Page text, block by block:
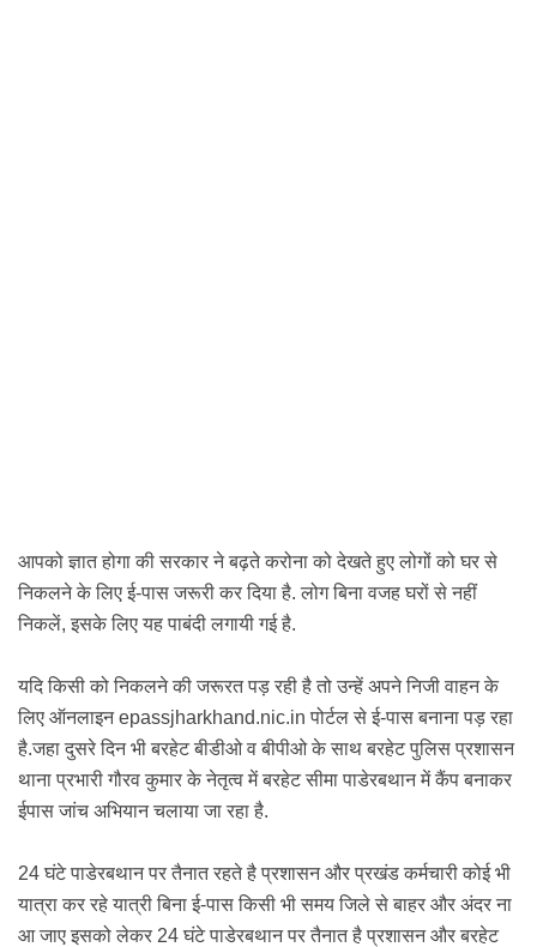
आपको ज्ञात होगा की सरकार ने बढ़ते करोना को देखते हुए लोगों को घर से
निकलने के लिए ई-पास जरूरी कर दिया है. लोग बिना वजह घरों से नहीं
निकलें, इसके लिए यह पाबंदी लगायी गई है.
यदि किसी को निकलने की जरूरत पड़ रही है तो उन्हें अपने निजी वाहन के
लिए ऑनलाइनepassjharkhand.nic.in पोर्टलसे ई-पास बनाना पड़ रहा
है.जहा दुसरे दिन भी बरहेट बीडीओ व बीपीओ के साथ बरहेट पुलिस प्रशासन
थाना प्रभारी गौरव कुमार के नेतृत्व में बरहेट सीमा पाडेरबथान में कैंप बनाकर
ईपास जांच अभियान चलाया जा रहा है.
24 घंटे पाडेरबथान पर तैनात रहते है प्रशासन और प्रखंड कर्मचारीकोई भी
यात्रा कर रहे यात्री बिना ई-पास किसी भी समय जिले से बाहर और अंदर ना
आ जाए इसको लेकर 24 घंटेपाडेरबथान पर तैनात है प्रशासन और बरहेट